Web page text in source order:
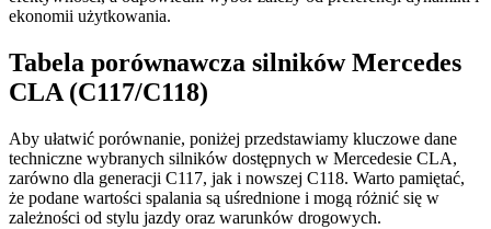
ekonomii użytkowania.
Tabela porównawcza silników Mercedes
CLA (C117/C118)
Aby ułatwić porównanie, poniżej przedstawiamy kluczowe dane
techniczne wybranych silników dostępnych w Mercedesie CLA,
zarówno dla generacji C117, jak i nowszej C118. Warto pamiętać,
że podane wartości spalania są uśrednione i mogą różnić się w
zależności od stylu jazdy oraz warunków drogowych.